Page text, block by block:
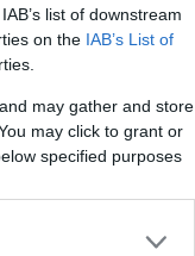
list of downstream
on the IAB’s List of
may gather and store
may click to grant or
specified purposes